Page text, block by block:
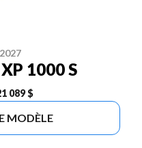
1000 S
089 $
MODÈLE